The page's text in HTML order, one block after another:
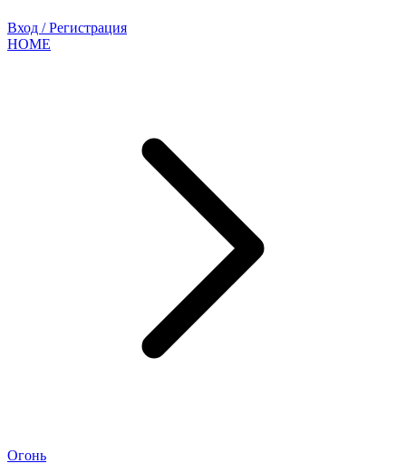
Вход / Регистрация
HOME
Огонь